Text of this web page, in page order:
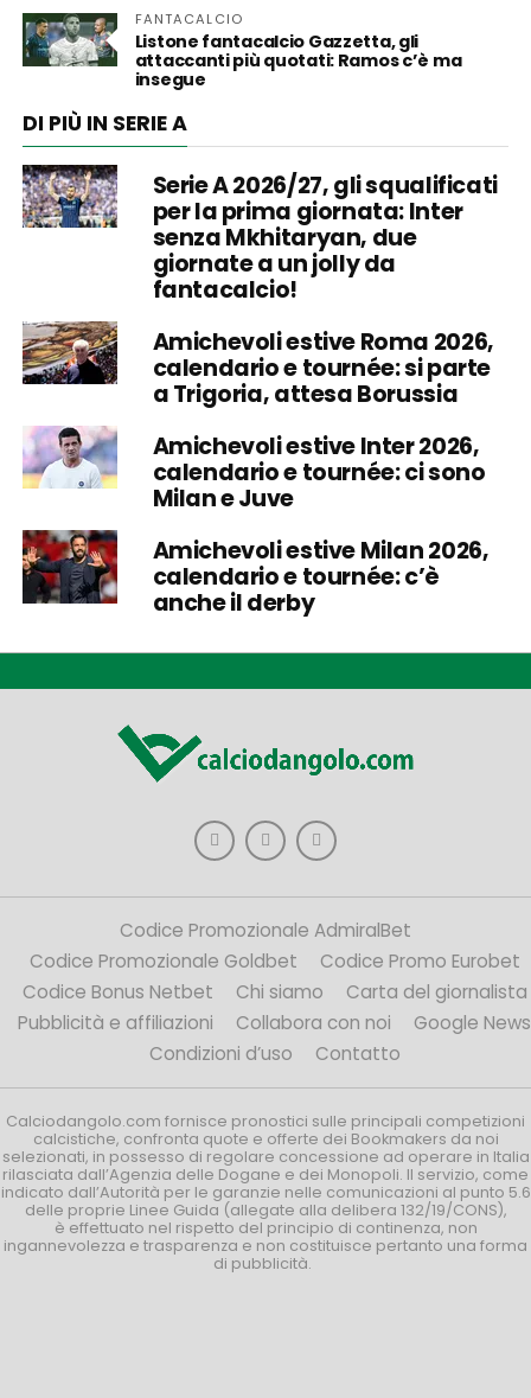
FANTACALCIO
Listone fantacalcio Gazzetta, gli
attaccanti più quotati: Ramos c’è ma
insegue
DI PIÙ IN SERIE A
Serie A 2026/27, gli squalificati
per la prima giornata: Inter
senza Mkhitaryan, due
giornate a un jolly da
fantacalcio!
Amichevoli estive Roma 2026,
calendario e tournée: si parte
a Trigoria, attesa Borussia
Amichevoli estive Inter 2026,
calendario e tournée: ci sono
Milan e Juve
Amichevoli estive Milan 2026,
calendario e tournée: c’è
anche il derby
Codice Promozionale AdmiralBet
Codice Promozionale Goldbet
Codice Promo Eurobet
Codice Bonus Netbet
Chi siamo
Carta del giornalista
Pubblicità e affiliazioni
Collabora con noi
Google News
Condizioni d’uso
Contatto
Calciodangolo.com fornisce pronostici sulle principali competizioni
calcistiche, confronta quote e offerte dei Bookmakers da noi
selezionati, in possesso di regolare concessione ad operare in Italia
rilasciata dall’Agenzia delle Dogane e dei Monopoli. Il servizio, come
indicato dall’Autorità per le garanzie nelle comunicazioni al punto 5.6
delle proprie Linee Guida (allegate alla delibera 132/19/CONS),
è effettuato nel rispetto del principio di continenza, non
ingannevolezza e trasparenza e non costituisce pertanto una forma
di pubblicità.